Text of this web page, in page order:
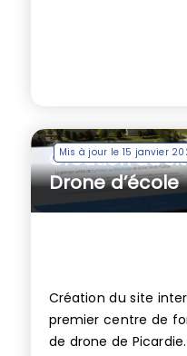
Mis à jour le 15 janvier
Création du
Drone d’école
Création du site
premier centre de
de drone de Picardie.